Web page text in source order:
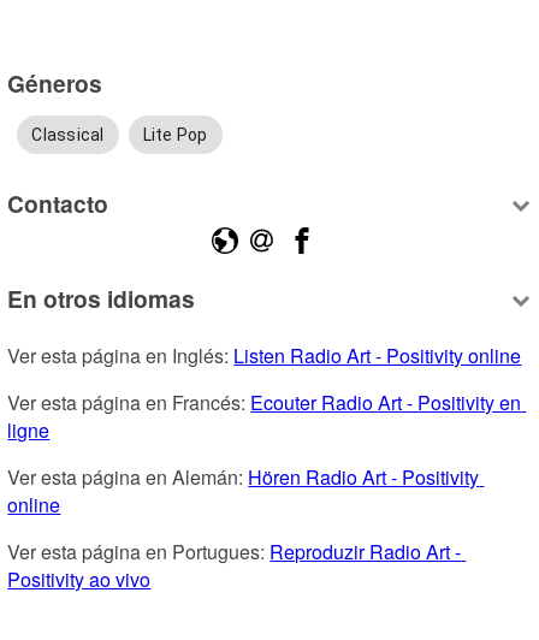
Géneros
Classical Lite Pop
Contacto
En otros idiomas
Ver esta página en Inglés: Listen Radio Art - Positivity online
Ver esta página en Francés: Ecouter Radio Art - Positivity en
ligne
Ver esta página en Alemán: Hören Radio Art - Positivity
online
Ver esta página en Portugues: Reproduzir Radio Art -
Positivity ao vivo